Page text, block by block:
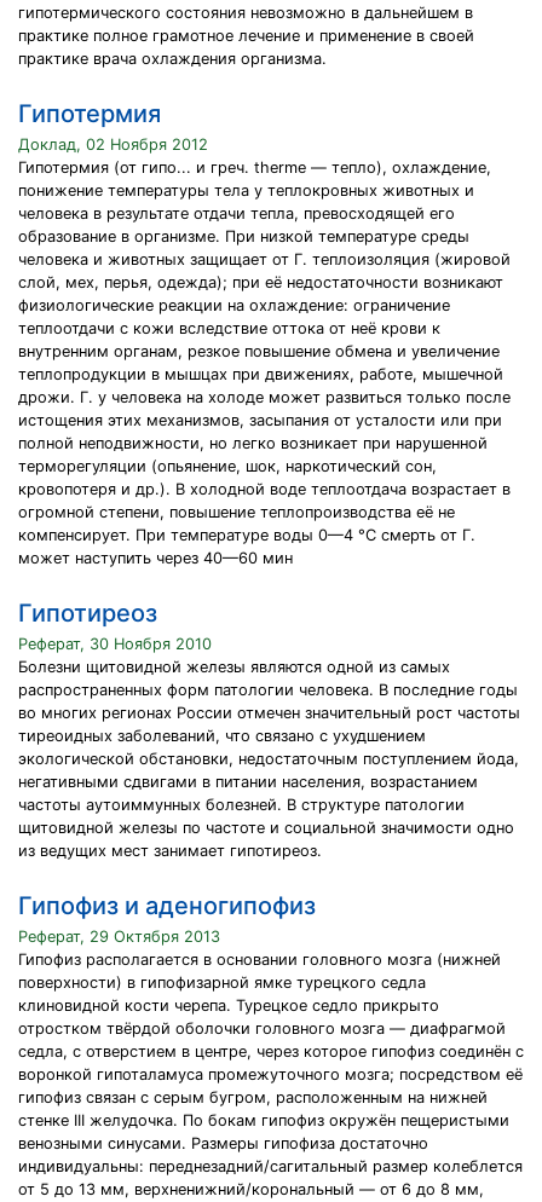
гипотермического состояния невозможно в дальнейшем в
практике полное грамотное лечение и применение в своей
практике врача охлаждения организма.
Гипотермия
Доклад, 02 Ноября 2012
Гипотермия (от гипо... и греч. therme — тепло), охлаждение,
понижение температуры тела у теплокровных животных и
человека в результате отдачи тепла, превосходящей его
образование в организме. При низкой температуре среды
человека и животных защищает от Г. теплоизоляция (жировой
слой, мех, перья, одежда); при её недостаточности возникают
физиологические реакции на охлаждение: ограничение
теплоотдачи с кожи вследствие оттока от неё крови к
внутренним органам, резкое повышение обмена и увеличение
теплопродукции в мышцах при движениях, работе, мышечной
дрожи. Г. у человека на холоде может развиться только после
истощения этих механизмов, засыпания от усталости или при
полной неподвижности, но легко возникает при нарушенной
терморегуляции (опьянение, шок, наркотический сон,
кровопотеря и др.). В холодной воде теплоотдача возрастает в
огромной степени, повышение теплопроизводства её не
компенсирует. При температуре воды 0—4 °С смерть от Г.
может наступить через 40—60 мин
Гипотиреоз
Реферат, 30 Ноября 2010
Болезни щитовидной железы являются одной из самых
распространенных форм патологии человека. В последние годы
во многих регионах России отмечен значительный рост частоты
тиреоидных заболеваний, что связано с ухудшением
экологической обстановки, недостаточным поступлением йода,
негативными сдвигами в питании населения, возрастанием
частоты аутоиммунных болезней. В структуре патологии
щитовидной железы по частоте и социальной значимости одно
из ведущих мест занимает гипотиреоз.
Гипофиз и аденогипофиз
Реферат, 29 Октября 2013
Гипофиз располагается в основании головного мозга (нижней
поверхности) в гипофизарной ямке турецкого седла
клиновидной кости черепа. Турецкое седло прикрыто
отростком твёрдой оболочки головного мозга — диафрагмой
седла, с отверстием в центре, через которое гипофиз соединён с
воронкой гипоталамуса промежуточного мозга; посредством её
гипофиз связан с серым бугром, расположенным на нижней
стенке III желудочка. По бокам гипофиз окружён пещеристыми
венозными синусами. Размеры гипофиза достаточно
индивидуальны: переднезадний/сагитальный размер колеблется
от 5 до 13 мм, верхненижний/корональный — от 6 до 8 мм,